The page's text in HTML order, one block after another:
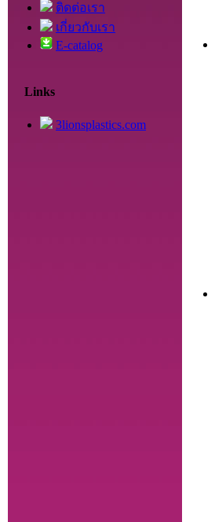
ติดต่อเรา
เกี่ยวกับเรา
E-catalog
Links
3lionsplastics.com